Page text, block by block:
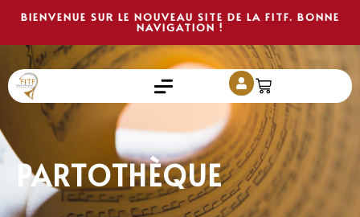
BIENVENUE SUR LE NOUVEAU SITE DE LA FITF. BONNE
NAVIGATION !
PARTOTHÈQUE